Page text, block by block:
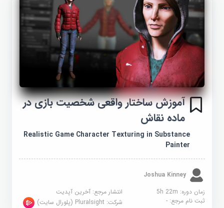
آموزش ساختار واقعی شخصیت بازی در
ماده نقاش
Realistic Game Character Texturing in Substance
Painter
Joshua Kinney
زمان دوره: 5h 22m
انتشار مرجع:آخرین آپدیت
ثبت نام مرجع:- شرکت:Pluralsight (پلورال سایت)